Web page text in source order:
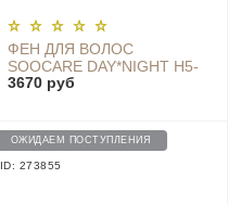
ФЕН ДЛЯ ВОЛОС
SOOCARE DAY*NIGHT H5-
T
3670 руб
ОЖИДАЕМ ПОСТУПЛЕНИЯ
ID: 273855